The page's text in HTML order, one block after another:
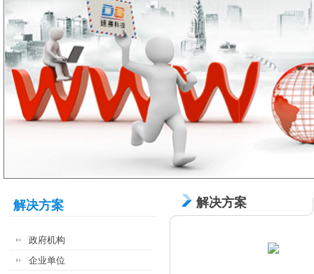
解决方案
政府机构
企业单位
解决方案